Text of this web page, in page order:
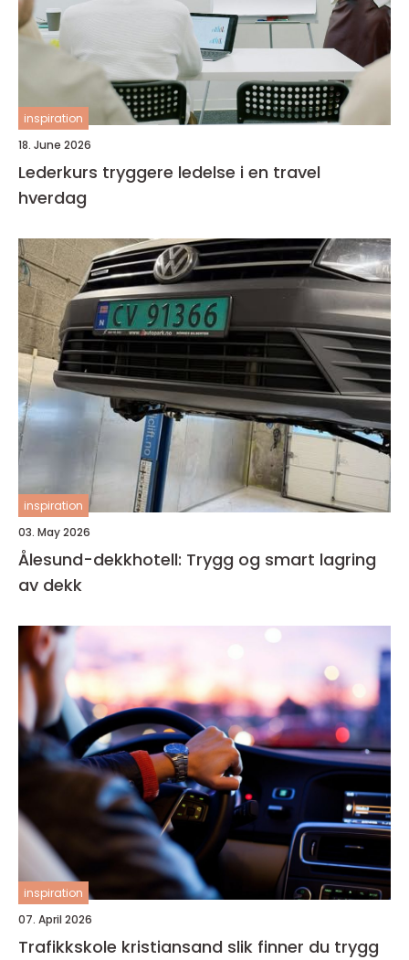
inspiration
18. June 2026
Lederkurs tryggere ledelse i en travel
hverdag
inspiration
03. May 2026
Ålesund-dekkhotell: Trygg og smart lagring
av dekk
inspiration
07. April 2026
Trafikkskole kristiansand slik finner du trygg